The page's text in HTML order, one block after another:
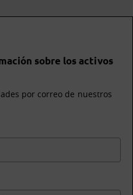
sobre los activos
por correo de nuestros